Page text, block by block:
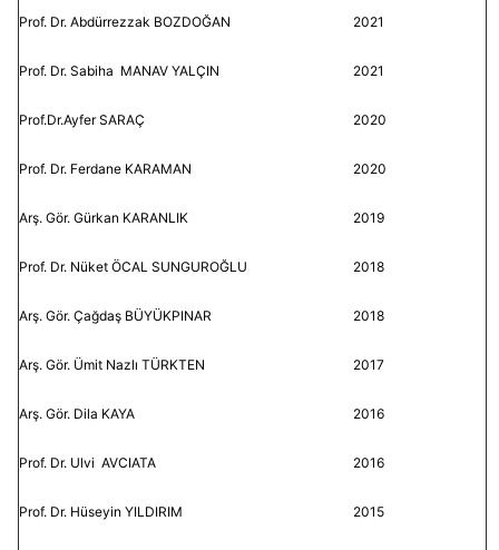
Prof. Dr. Abdürrezzak BOZDOĞAN 2021
Prof. Dr. Sabiha MANAV YALÇIN 2021
Prof.Dr.Ayfer SARAÇ 2020
Prof. Dr. Ferdane KARAMAN 2020
Arş. Gör. Gürkan KARANLIK 2019
Prof. Dr. Nüket ÖCAL SUNGUROĞLU 2018
Arş. Gör. Çağdaş BÜYÜKPINAR 2018
Arş. Gör. Ümit Nazlı TÜRKTEN 2017
Arş. Gör. Dila KAYA 2016
Prof. Dr. Ulvi AVCIATA 2016
Prof. Dr. Hüseyin YILDIRIM 2015